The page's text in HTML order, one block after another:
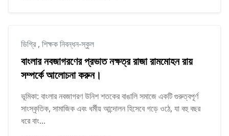
ডিগ্রি, শিক্ষক নিবন্ধন-স্কুল
বাংলার নবজাগরণের প্রভাত নক্ষত্র রাজা রামমোহন রায়
সম্পর্কে আলোচনা করুন।
ভূমিকা: বাংলার নবজাগরণ উনিশ শতকের বাঙালি সমাজে একটি গুরুত্বপূর্ণ
সাংস্কৃতিক, সামাজিক এবং ধর্মীয় আন্দোলন হিসেবে গড়ে ওঠে, যা বহু বছর
ধরে বাং...